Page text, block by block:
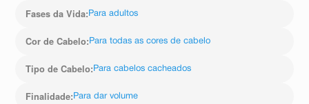
Fases da Vida: Para adultos
Cor de Cabelo: Para todas as cores de cabelo
Tipo de Cabelo: Para cabelos cacheados
Finalidade: Para dar volume